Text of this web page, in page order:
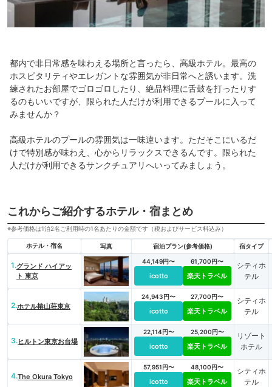
都内で非日常感を味わえる場所と言ったら、高級ホテル。最高の
ホスピタリティやエレガントな雰囲気が非日常へと誘います。洗
練されたお部屋でゴロゴロしたり、絶品料理に舌鼓を打ったりす
るのもいいですが、限られた人だけが利用できるプールに入って
みませんか？
高級ホテルのプールの雰囲気は一味違います。ただそこにいるだ
けで特別感が味わえ、心からリラックスできるんです。限られた
人だけが利用できるサンクチュアリへいってみましょう。
これからご紹介するホテル・宿まとめ
※参考価格は1泊2名ご利用時の1名あたりの金額です（税およびサービス料込み）
ホテル・宿名 写真 宿泊プラン(参考価格) 宿タイプ
1.グランド ハイアッ
ト 東京
44,149円〜
icotto
61,700円〜
楽天トラベル
シティホ
テル
2.ホテル椿山荘東京
24,943円〜
icotto
27,700円〜
楽天トラベル
シティホ
テル
3.ヒルトン東京お台場
22,114円〜
icotto
25,200円〜
楽天トラベル
リゾート
ホテル
4.The Okura Tokyo
57,951円〜
icotto
48,100円〜
楽天トラベル
シティホ
テル